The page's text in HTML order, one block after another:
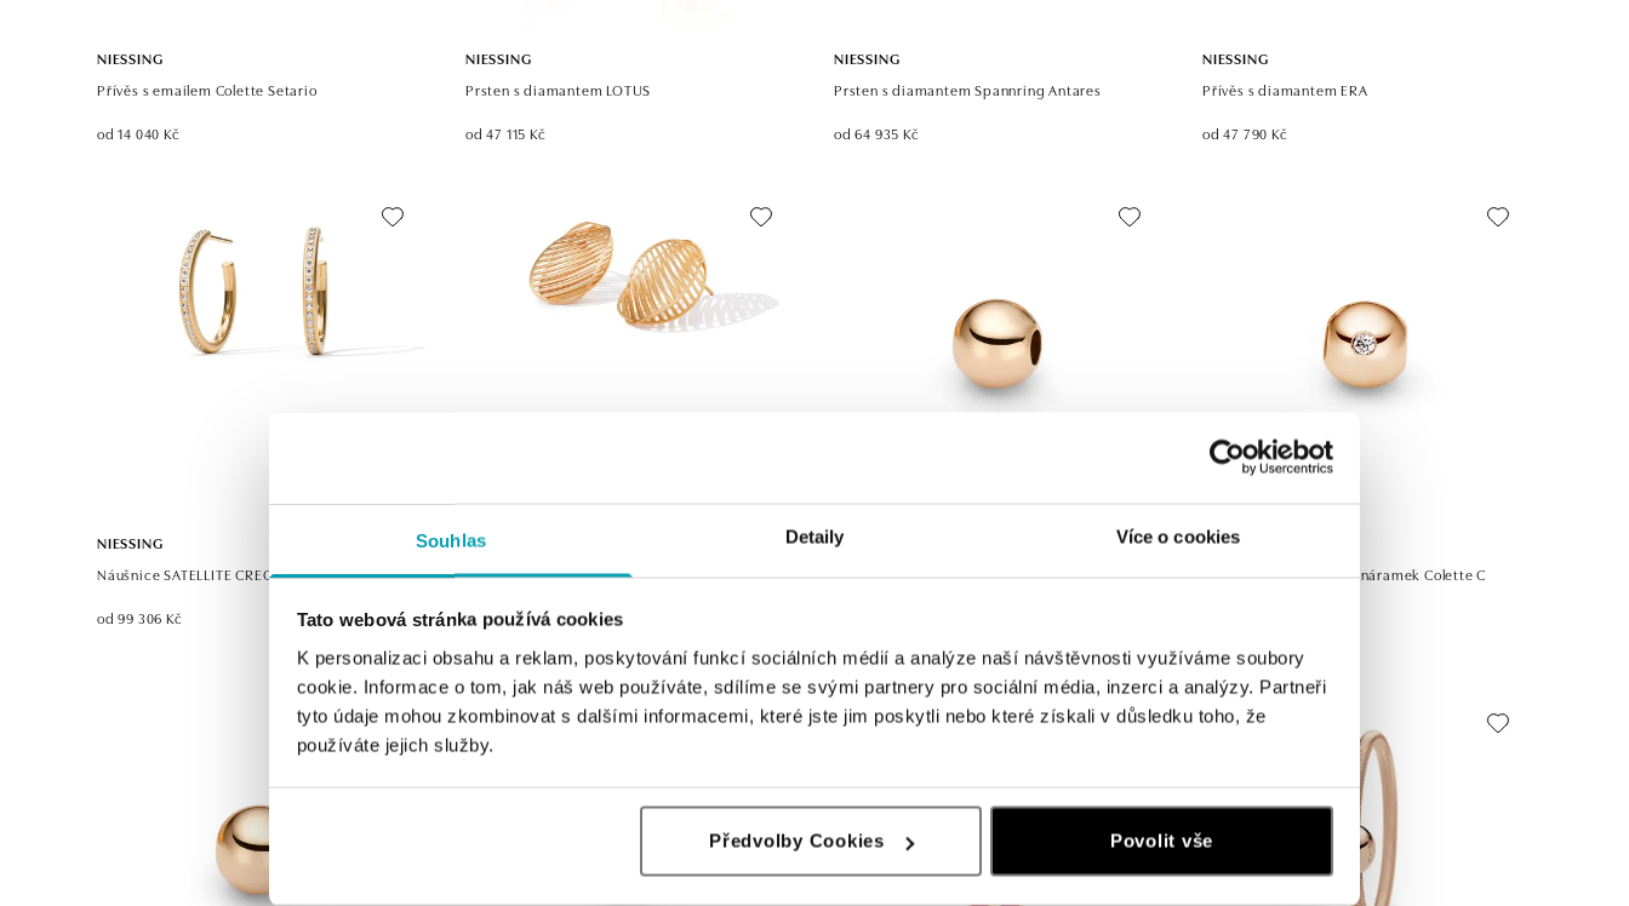
Souhlas Detaily Více o cookies
Tato webová stránka používá cookies
K personalizaci obsahu a reklam, poskytování funkcí sociálních médií a analýze naší návštěvnosti využíváme soubory
cookie. Informace o tom, jak náš web používáte, sdílíme se svými partnery pro sociální média, inzerci a analýzy. Partneři
tyto údaje mohou zkombinovat s dalšími informacemi, které jste jim poskytli nebo které získali v důsledku toho, že
používáte jejich služby.
Předvolby Cookies Povolit vše
NIESSING
Přívěs s emailem Colette Setario
od 14 040 Kč
NIESSING
Prsten s diamantem LOTUS
od 47 115 Kč
NIESSING
Prsten s diamantem Spannring Antares
od 64 935 Kč
NIESSING
Přívěs s diamantem ERA
od 47 790 Kč
NIESSING
Náušnice SATELLITE CREOLE
od 99 306 Kč
NIESSING
Náušnice MIRAGE
od 63 450 Kč
NIESSING
NIESSING
Přívěs s diamantem na náramek Colette C